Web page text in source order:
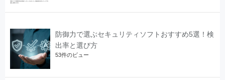
防御力で選ぶセキュリティソフトおすすめ5選！検
出率と選び方
53件のビュー